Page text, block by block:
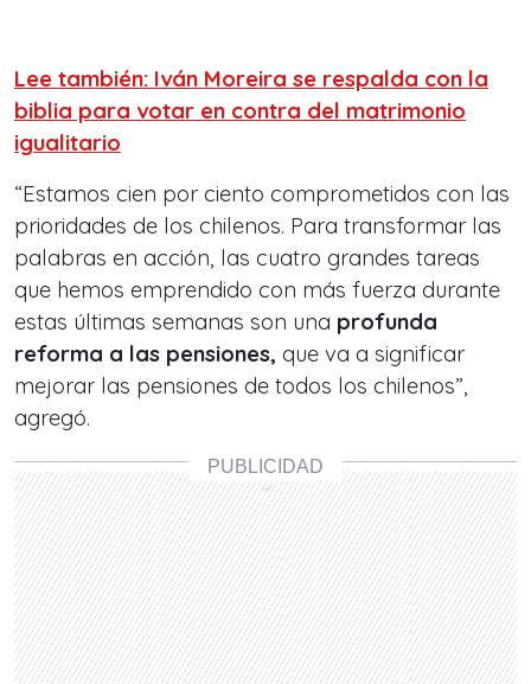
Lee también: Iván Moreira se respalda con la
biblia para votar en contra del matrimonio
igualitario
“Estamos cien por ciento comprometidos con las
prioridades de los chilenos. Para transformar las
palabras en acción, las cuatro grandes tareas
que hemos emprendido con más fuerza durante
estas últimas semanas son una profunda
reforma a las pensiones, que va a significar
mejorar las pensiones de todos los chilenos”,
agregó.